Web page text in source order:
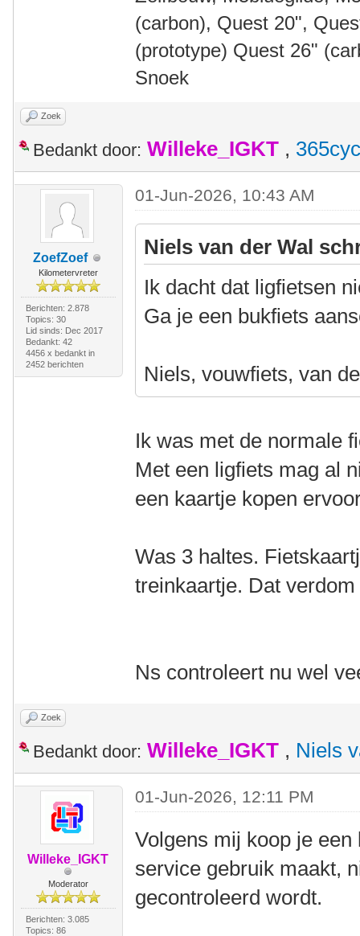
(carbon), Quest 20",
(prototype) Quest 26"
Snoek
Zoek
Bedankt door: Willeke_IGKT ,
ZoefZoef
Kilometervreter
Berichten: 2.878
Topics: 30
Lid sinds: Dec 2017
Bedankt: 42
4456 x bedankt in
2452 berichten
01-Jun-2026, 10:43 AM
Niels van der Wal
Ik dacht dat ligfietsen
Ga je een bukfiets
Niels, vouwfiets, van
Ik was met de normale
Met een ligfiets mag al
een kaartje kopen
Was 3 haltes.
treinkaartje. Dat
Ns controleert nu wel
Zoek
Bedankt door: Willeke_IGKT , Niels
Willeke_IGKT
Moderator
Berichten: 3.085
Topics: 86
01-Jun-2026, 12:11 PM
Volgens mij koop je
service gebruik maakt,
gecontroleerd wordt.